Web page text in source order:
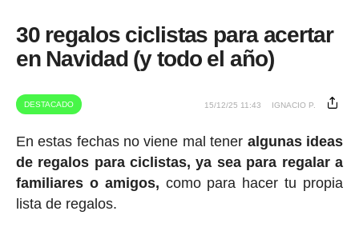
30 regalos ciclistas para acertar
en Navidad (y todo el año)
DESTACADO 15/12/25 11:43 IGNACIO P.
En estas fechas no viene mal tener algunas ideas
de regalos para ciclistas, ya sea para regalar a
familiares o amigos, como para hacer tu propia
lista de regalos.